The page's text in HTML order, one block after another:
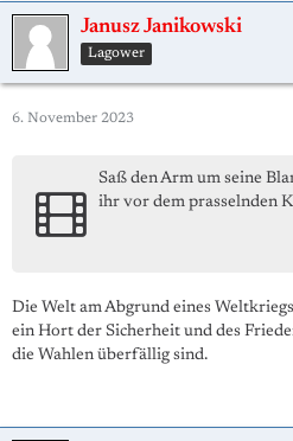
Janusz Janikowski
Lagower
6. November 2023
Saß den Arm um seine
ihr vor dem prasselnden
Die Welt am Abgrund eines
ein Hort der Sicherheit und des
die Wahlen überfällig sind.